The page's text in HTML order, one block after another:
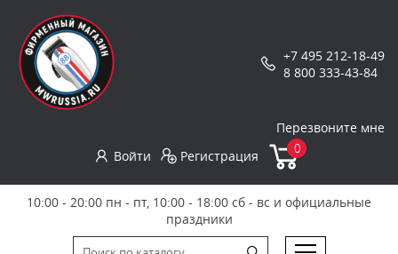
+7 495 212-18-49
8 800 333-43-84
Перезвоните мне
Войти
Регистрация 0
10:00 - 20:00 пн - пт, 10:00 - 18:00 сб - вс и официальные
праздники